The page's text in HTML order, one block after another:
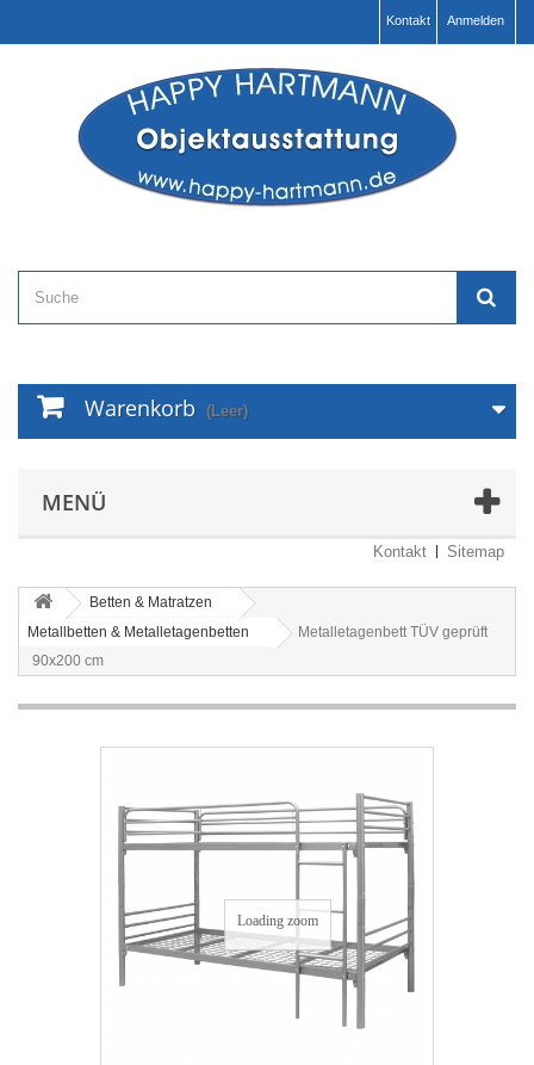
Anmelden
Kontakt
Warenkorb (Leer)
MENÜ
Kontakt Sitemap
Betten & Matratzen
Metallbetten & Metalletagenbetten
Metalletagenbett TÜV geprüft
90x200 cm
Loading zoom